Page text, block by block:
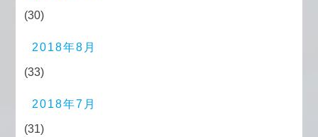
(30)
2018年8月
(33)
2018年7月
(31)